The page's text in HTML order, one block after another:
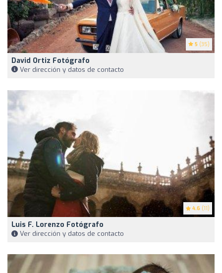
5 (35)
David Ortiz Fotógrafo
Ver dirección y datos de contacto
4.6 (11)
Luis F. Lorenzo Fotógrafo
Ver dirección y datos de contacto